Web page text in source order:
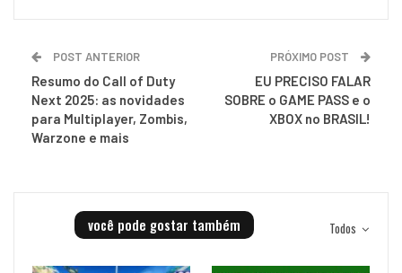
POST ANTERIOR
Resumo do Call of Duty
Next 2025: as novidades
para Multiplayer, Zombis,
Warzone e mais
PRÓXIMO POST
EU PRECISO FALAR
SOBRE o GAME PASS e o
XBOX no BRASIL!
Todos
você pode gostar também